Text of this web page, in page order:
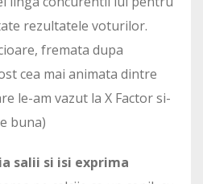
rezultatele voturilor.
fremata dupa
cea mai animata dintre
le-am vazut la X Factor si-
buna)
salii si isi exprima